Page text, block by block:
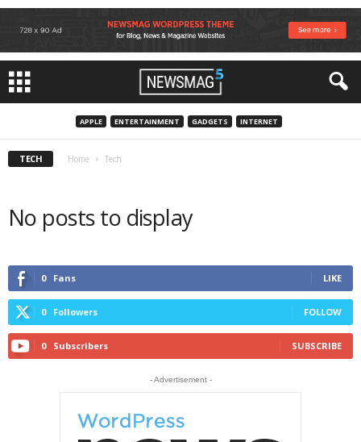
APPLE ENTERTAINMENT GADGETS INTERNET
TECH Home Tech
No posts to display
0 Fans LIKE
0 Followers FOLLOW
0 Subscribers SUBSCRIBE
- Advertisement -